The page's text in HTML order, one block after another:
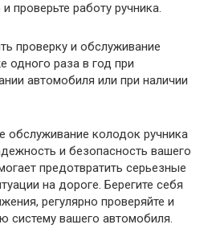
проверьте работу ручника.
проверку и обслуживание
одного раза в год при
автомобиля или при наличии
обслуживание колодок ручника
и безопасность вашего
предотвратить серьезные
на дороге. Берегите себя
регулярно проверяйте и
систему вашего автомобиля.